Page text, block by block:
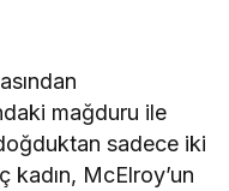
mağduru ile
sadece iki
McElroy’un